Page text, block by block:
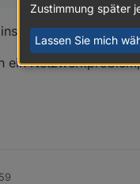
darum
ein
Zustimmung später
Lassen Sie mich